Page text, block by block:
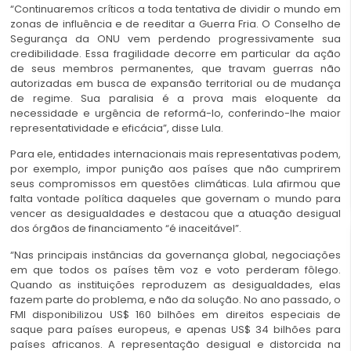
“Continuaremos críticos a toda tentativa de dividir o mundo em
zonas de influência e de reeditar a Guerra Fria. O Conselho de
Segurança da ONU vem perdendo progressivamente sua
credibilidade. Essa fragilidade decorre em particular da ação
de seus membros permanentes, que travam guerras não
autorizadas em busca de expansão territorial ou de mudança
de regime. Sua paralisia é a prova mais eloquente da
necessidade e urgência de reformá-lo, conferindo-lhe maior
representatividade e eficácia”, disse Lula.
Para ele, entidades internacionais mais representativas podem,
por exemplo, impor punição aos países que não cumprirem
seus compromissos em questões climáticas. Lula afirmou que
falta vontade política daqueles que governam o mundo para
vencer as desigualdades e destacou que a atuação desigual
dos órgãos de financiamento “é inaceitável”.
“Nas principais instâncias da governança global, negociações
em que todos os países têm voz e voto perderam fôlego.
Quando as instituições reproduzem as desigualdades, elas
fazem parte do problema, e não da solução. No ano passado, o
FMI disponibilizou US$ 160 bilhões em direitos especiais de
saque para países europeus, e apenas US$ 34 bilhões para
países africanos. A representação desigual e distorcida na